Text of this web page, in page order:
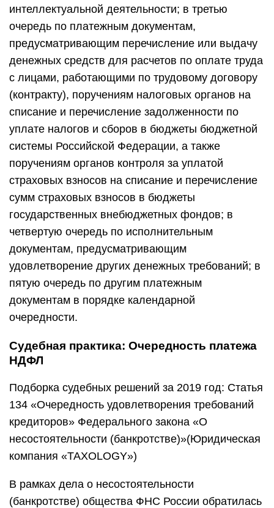
интеллектуальной деятельности; в третью
очередь по платежным документам,
предусматривающим перечисление или выдачу
денежных средств для расчетов по оплате труда
с лицами, работающими по трудовому договору
(контракту), поручениям налоговых органов на
списание и перечисление задолженности по
уплате налогов и сборов в бюджеты бюджетной
системы Российской Федерации, а также
поручениям органов контроля за уплатой
страховых взносов на списание и перечисление
сумм страховых взносов в бюджеты
государственных внебюджетных фондов; в
четвертую очередь по исполнительным
документам, предусматривающим
удовлетворение других денежных требований; в
пятую очередь по другим платежным
документам в порядке календарной
очередности.
Судебная практика: Очередность платежа
НДФЛ
Подборка судебных решений за 2019 год: Статья
134 «Очередность удовлетворения требований
кредиторов» Федерального закона «О
несостоятельности (банкротстве)»(Юридическая
компания «TAXOLOGY»)
В рамках дела о несостоятельности
(банкротстве) общества ФНС России обратилась